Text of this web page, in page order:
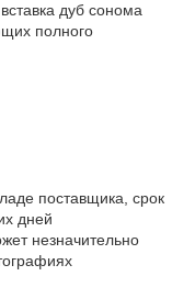
дуб сонома
полного
поставщика, срок
дней
незначительно